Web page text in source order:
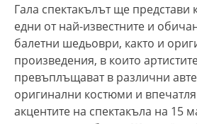
Гала спектакълът ще представи
едни от най-известните и
балетни шедьоври, както и
произведения, в които
превъплъщават в различни
оригинални костюми и
акцентите на спектакъла на 15